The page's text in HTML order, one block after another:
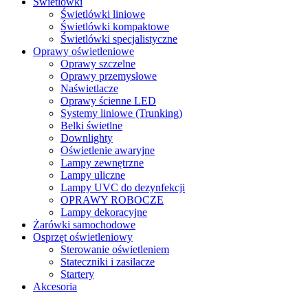
Świetlówki liniowe
Świetlówki kompaktowe
Świetlówki specjalistyczne
Oprawy oświetleniowe
Oprawy szczelne
Oprawy przemysłowe
Naświetlacze
Oprawy ścienne LED
Systemy liniowe (Trunking)
Belki świetlne
Downlighty
Oświetlenie awaryjne
Lampy zewnętrzne
Lampy uliczne
Lampy UVC do dezynfekcji
OPRAWY ROBOCZE
Lampy dekoracyjne
Żarówki samochodowe
Osprzęt oświetleniowy
Sterowanie oświetleniem
Stateczniki i zasilacze
Startery
Akcesoria